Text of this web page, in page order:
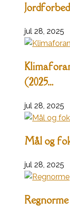
jul 28, 2025
(2025...
jul 28, 2025
Mål og
jul 28, 2025
Regnorme